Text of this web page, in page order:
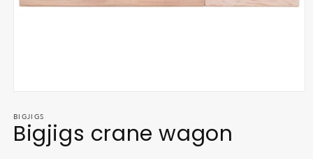
openen
in
modaal
BIGJIGS
Bigjigs crane wagon